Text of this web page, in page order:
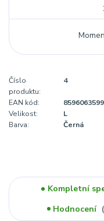
Číslo
produktu:
4
EAN kód:
Velikost:
L
Barva:
Černá
Kompletní
Hodnocení